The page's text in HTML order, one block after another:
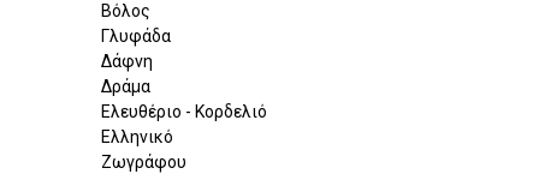
Βόλος
Γλυφάδα
Δάφνη
Δράμα
Ελευθέριο - Κορδελιό
Ελληνικό
Ζωγράφου